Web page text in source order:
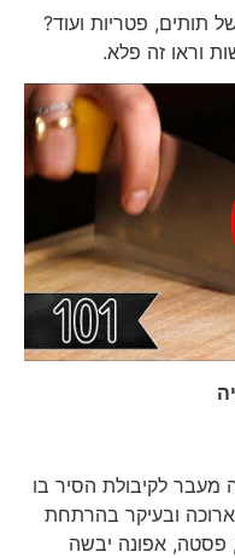
פטריות ועוד?
זה פלא.
לקיבולת הסיר בו
ובעיקר בהרתחת
אפונה יבשה